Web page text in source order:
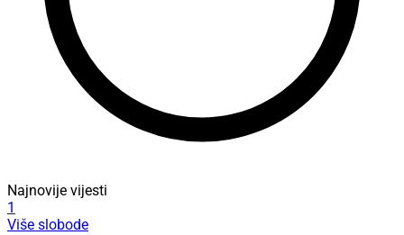
Najnovije vijesti
1
Više slobode